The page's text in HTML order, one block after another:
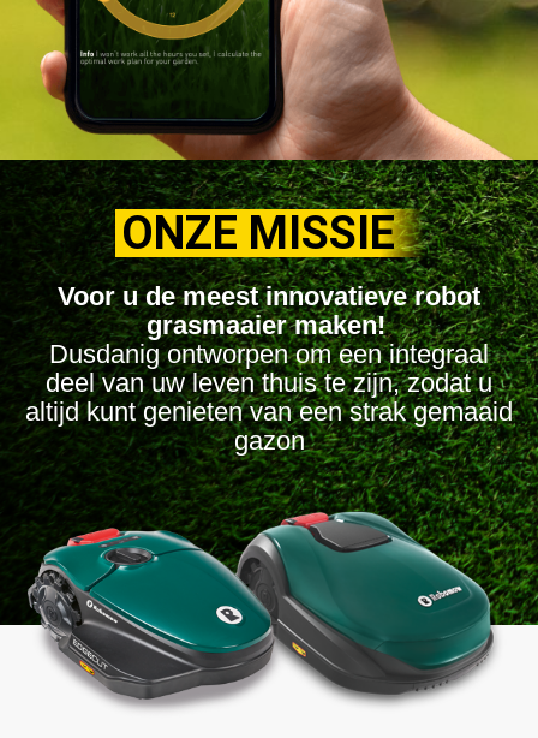
ONZE MISSIE
Voor u de meest innovatieve robot
grasmaaier maken!
Dusdanig ontworpen om een integraal
deel van uw leven thuis te zijn, zodat u
altijd kunt genieten van een strak gemaaid
gazon